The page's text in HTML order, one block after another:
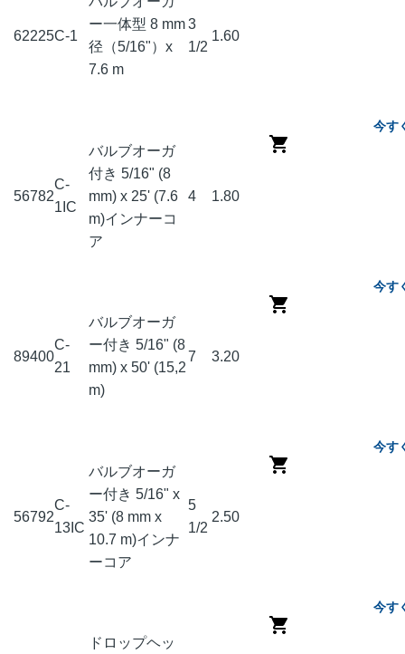
62225C-1
ー一体型 8 mm
径（5/16"）x
7.6 m
3
1/2
1.60
56782
C-
1IC
バルブオーガ
付き 5/16" (8
mm) x 25' (7.6
m)インナーコ
ア
4 1.80
今す
89400
C-
21
バルブオーガ
ー付き 5/16" (8
mm) x 50' (15,2
m)
7 3.20
今す
56792
C-
13IC
バルブオーガ
ー付き 5/16" x
35' (8 mm x
10.7 m)インナ
ーコア
5
1/2
2.50
今す
ドロップヘッ
今す